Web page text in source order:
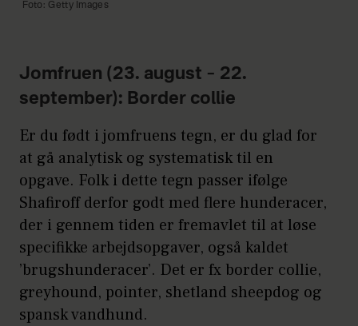
Foto: Getty Images
Jomfruen (23. august – 22.
september): Border collie
Er du født i jomfruens tegn, er du glad for
at gå analytisk og systematisk til en
opgave. Folk i dette tegn passer ifølge
Shafiroff derfor godt med flere hunderacer,
der i gennem tiden er fremavlet til at løse
specifikke arbejdsopgaver, også kaldet
’brugshunderacer’. Det er fx border collie,
greyhound, pointer, shetland sheepdog og
spansk vandhund.